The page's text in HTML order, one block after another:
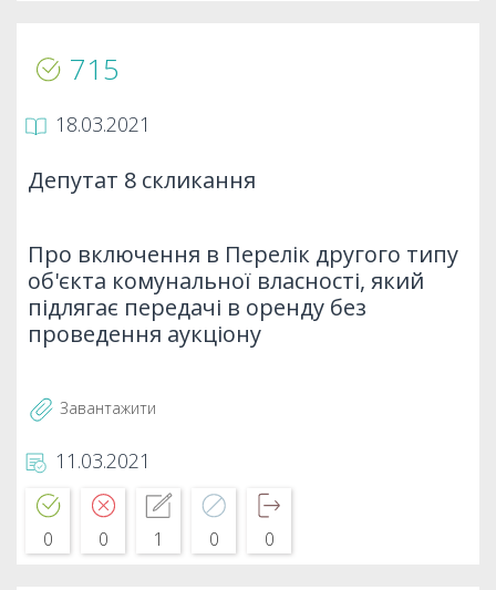
715
18.03.2021
Депутат 8 скликання
Про включення в Перелік другого типу
об'єкта комунальної власності, який
підлягає передачі в оренду без
проведення аукціону
Завантажити
11.03.2021
0 0 1 0 0